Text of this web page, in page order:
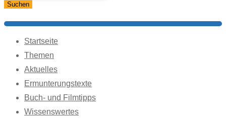
Suchen
Startseite
Themen
Aktuelles
Ermunterungstexte
Buch- und Filmtipps
Wissenswertes